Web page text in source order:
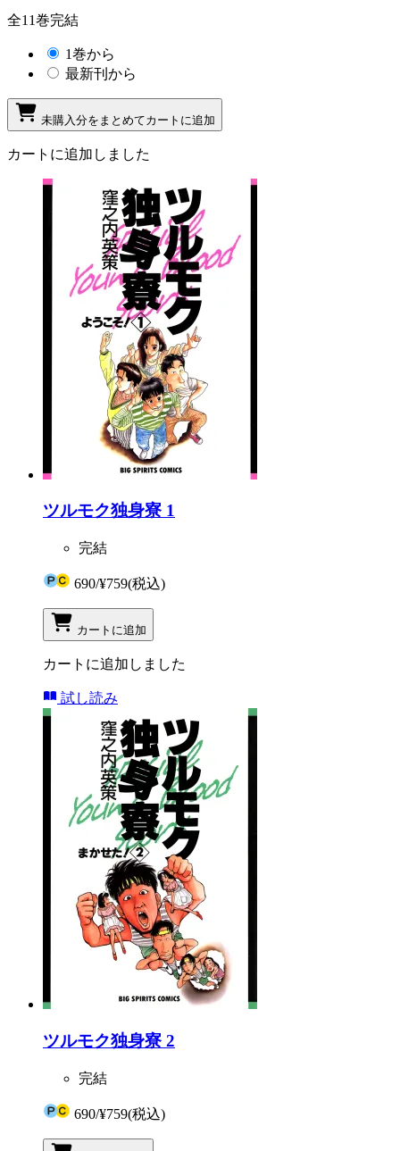
全11巻完結
1巻から
最新刊から
未購入分をまとめてカートに追加
カートに追加しました
ツルモク独身寮 1
完結
690/¥759(税込)
カートに追加
カートに追加しました
試し読み
ツルモク独身寮 2
完結
690/¥759(税込)